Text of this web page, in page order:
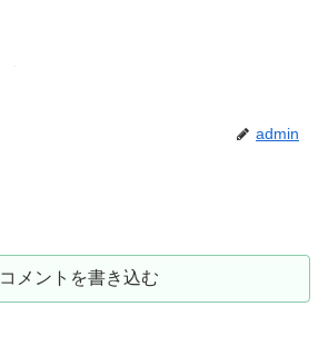
admin
コメントを書き込む